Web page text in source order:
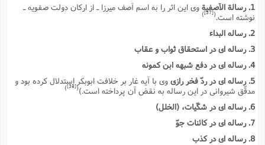
1. رسالة الآصفیة
وى این اثر را به اسم آصف میرزا ـ از ارکان دولت صفویه ـ
نوشته است. [37]
)
2. رساله البداء
3. رساله اى در استحقاق ثواب و عقاب
4. رساله اى در دفع شبهه ابن کمونه
5. رساله اى در ردّ فخر رازى
وى با آیه غار بر خلافت ابوبکر استدلال کرده بود و
مدقّق شیروانى در این رساله به نقض آن پرداخته است.)(
[38]
)
6. رساله اى در شکّیات، (الخلل)
7. رساله اى در کائنات جوّ
8. رساله اى در کذب